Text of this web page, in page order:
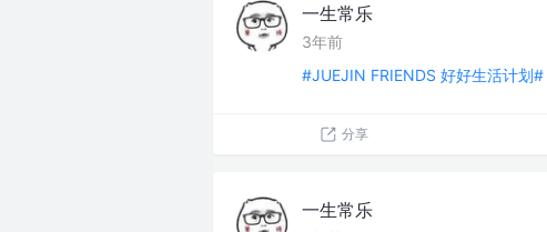
一生常乐
3年前
#JUEJIN FRIENDS 好好生活计划#
分享
一生常乐